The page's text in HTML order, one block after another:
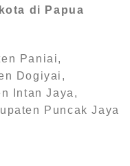
di Papua
Paniai,
Dogiyai,
Intan Jaya,
Puncak Jaya